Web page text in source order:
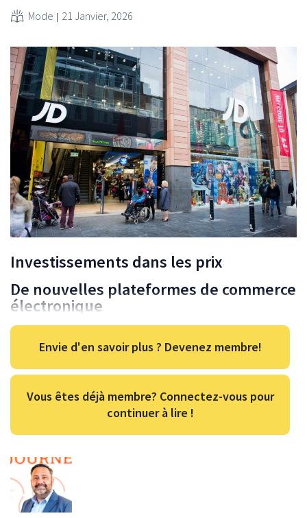
Mode 21 Janvier, 2026
Investissements dans les prix
De nouvelles plateformes de commerce
électronique
Envie d'en savoir plus ? Devenez membre!
Vous êtes déjà membre? Connectez-vous pour
continuer à lire !